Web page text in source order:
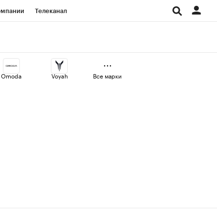
Телеканал
Проверка контрагентов
Omoda Voyah Все марки